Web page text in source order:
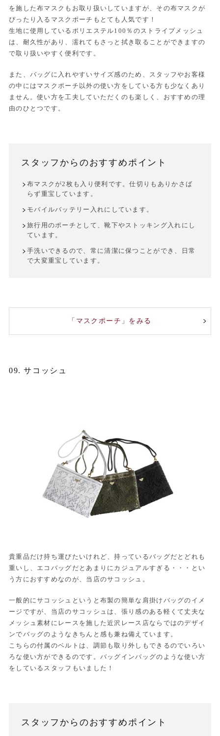
を施した布マスクもお取り扱いしていますが、その布マスクが
ぴったり入るマスクポーチもとても人気です！
生地に使用しているポリエステル100％のストライプメッシュ
は、耐久性があり、濡れてもさっと拭き取ることができますの
で取り扱いやすく便利です。
また、バッグに入れやすいサイズ感のため、スタッフやお客様
の中にはマスクポーチ以外の使い方をしている方も少なくあり
ません。使い方を工夫していただくのも楽しく、おすすめの理
由のひとつです。
スタッフからのおすすめポイント
布マスクが2枚も入り便利です。仕切りもありかさば
らず重宝しています。
モバイルバッテリー入れにしています。
旅行用のポーチとして、靴下やストッキング入れにし
ています。
手洗いできるので、常に清潔に保つことができ、日常
で大変重宝しています。
「マスクポーチ」をみる
09. サコッシュ
貴重品だけ持ち運びたいけれど、持っているバッグだとどれも
重いし、エコバッグだとあまりにカジュアルすぎる・・・とい
う方におすすめなのが、当店のサコッシュ。
一般的にサコッシュというと布製の簡単な肩掛けバッグのイメ
ージですが、当店のサコッシュは、張り感のある軽くて丈夫な
メッシュ素材にレースを施した近沢レース店ならではのデザイ
ンでバッグのようなきちんと感も兼ね備えています。
こちらの付属のベルトは、調節も取り外しもできるのでいろい
ろな使い方ができるのです。バッグインバッグのような使い方
をしているスタッフもいました！
スタッフからのおすすめポイント